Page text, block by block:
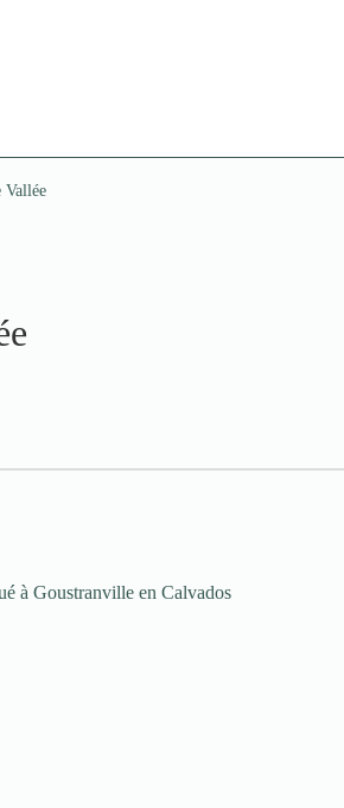
Vallée
à Goustranville en Calvados